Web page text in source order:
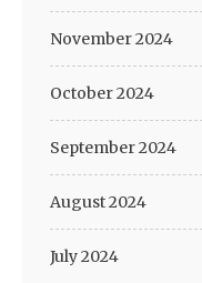
November 2024
October 2024
September 2024
August 2024
July 2024